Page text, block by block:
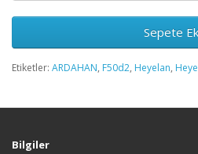
Sepete
Etiketler: ARDAHAN, F50d2, Heyelan,
Bilgiler